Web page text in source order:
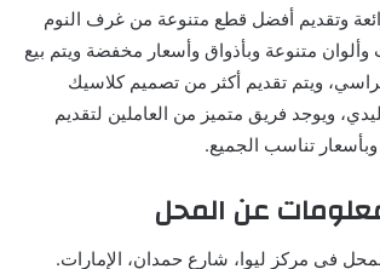
وتقديم أفضل قطع متنوعة من غرف النوم
متنوعة وبأذواق وأسعار مخفضة ويتم بيع
ويتم تقديم أكثر من تصميم كلاسيك
ويوجد فريق متميز من العاملين لتقديم
تناسب الجميع.
عن المحل
في مركز ليوا، شارع حمدان، الإمارات.